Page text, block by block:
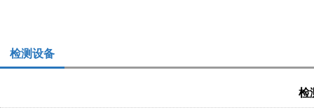
检测设备
检